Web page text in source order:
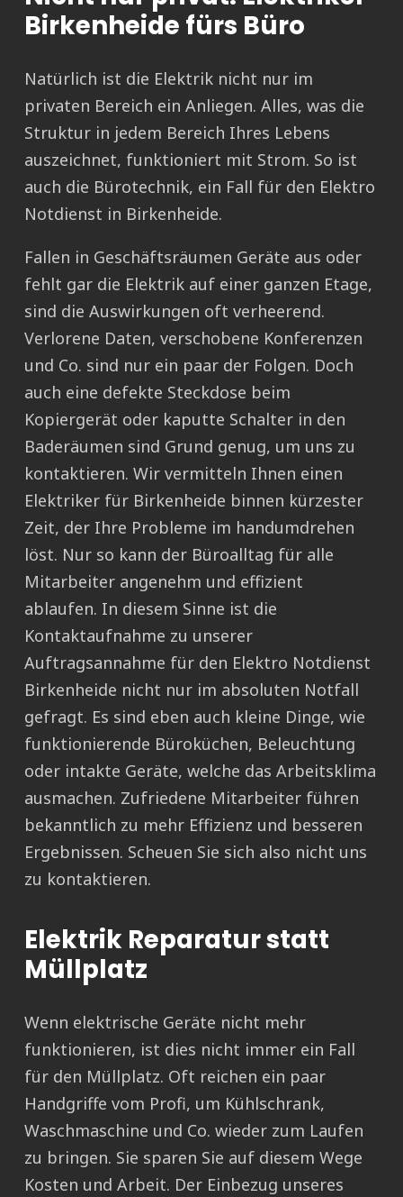
Birkenheide fürs Büro
Natürlich ist die Elektrik nicht nur im
privaten Bereich ein Anliegen. Alles, was die
Struktur in jedem Bereich Ihres Lebens
auszeichnet, funktioniert mit Strom. So ist
auch die Bürotechnik, ein Fall für den Elektro
Notdienst in Birkenheide.
Fallen in Geschäftsräumen Geräte aus oder
fehlt gar die Elektrik auf einer ganzen Etage,
sind die Auswirkungen oft verheerend.
Verlorene Daten, verschobene Konferenzen
und Co. sind nur ein paar der Folgen. Doch
auch eine defekte Steckdose beim
Kopiergerät oder kaputte Schalter in den
Baderäumen sind Grund genug, um uns zu
kontaktieren. Wir vermitteln Ihnen einen
Elektriker für Birkenheide binnen kürzester
Zeit, der Ihre Probleme im handumdrehen
löst. Nur so kann der Büroalltag für alle
Mitarbeiter angenehm und effizient
ablaufen. In diesem Sinne ist die
Kontaktaufnahme zu unserer
Auftragsannahme für den Elektro Notdienst
Birkenheide nicht nur im absoluten Notfall
gefragt. Es sind eben auch kleine Dinge, wie
funktionierende Büroküchen, Beleuchtung
oder intakte Geräte, welche das Arbeitsklima
ausmachen. Zufriedene Mitarbeiter führen
bekanntlich zu mehr Effizienz und besseren
Ergebnissen. Scheuen Sie sich also nicht uns
zu kontaktieren.
Elektrik Reparatur statt
Müllplatz
Wenn elektrische Geräte nicht mehr
funktionieren, ist dies nicht immer ein Fall
für den Müllplatz. Oft reichen ein paar
Handgriffe vom Profi, um Kühlschrank,
Waschmaschine und Co. wieder zum Laufen
zu bringen. Sie sparen Sie auf diesem Wege
Kosten und Arbeit. Der Einbezug unseres